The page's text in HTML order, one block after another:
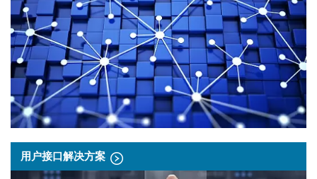
用户接口解决方案